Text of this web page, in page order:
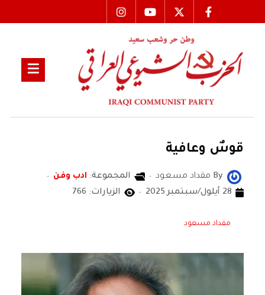
قوسٌ وعافية
By مقداد مسعود المجموعة: ادب وفن
28 أيلول/سبتمبر 2025
الزيارات: 766
مقداد مسعود